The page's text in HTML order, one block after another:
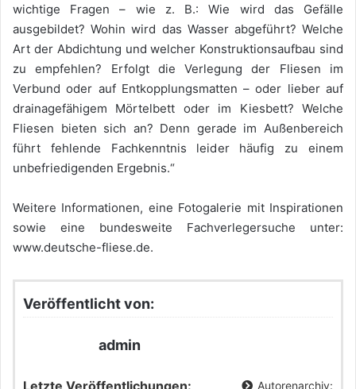
wichtige Fragen – wie z. B.: Wie wird das Gefälle
ausgebildet? Wohin wird das Wasser abgeführt? Welche
Art der Abdichtung und welcher Konstruktionsaufbau sind
zu empfehlen? Erfolgt die Verlegung der Fliesen im
Verbund oder auf Entkopplungsmatten – oder lieber auf
drainagefähigem Mörtelbett oder im Kiesbett? Welche
Fliesen bieten sich an? Denn gerade im Außenbereich
führt fehlende Fachkenntnis leider häufig zu einem
unbefriedigenden Ergebnis.“
Weitere Informationen, eine Fotogalerie mit Inspirationen
sowie eine bundesweite Fachverlegersuche unter:
www.deutsche-fliese.de.
Veröffentlicht von:
admin
Letzte Veröffentlichungen: Autorenarchiv: